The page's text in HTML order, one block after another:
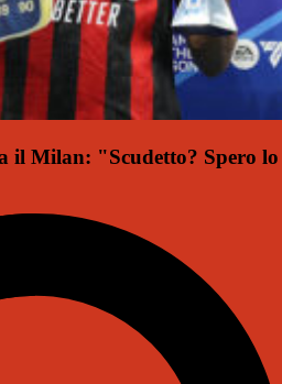
il Milan: "Scudetto? Spero lo